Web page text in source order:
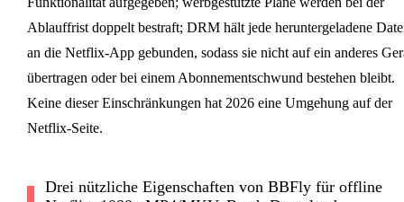
Ablauffrist doppelt bestraft; DRM hält jede heruntergeladene
an die Netflix-App gebunden, sodass sie nicht auf ein anderes
übertragen oder bei einem Abonnementschwund bestehen bleibt.
Keine dieser Einschränkungen hat 2026 eine Umgehung auf der
Netflix-Seite.
Drei nützliche Eigenschaften von BBFly für offline